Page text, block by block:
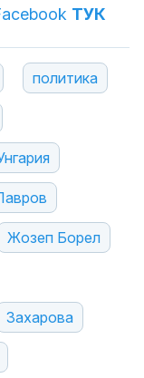
ТУК
политика
Жозеп Борел
Захарова